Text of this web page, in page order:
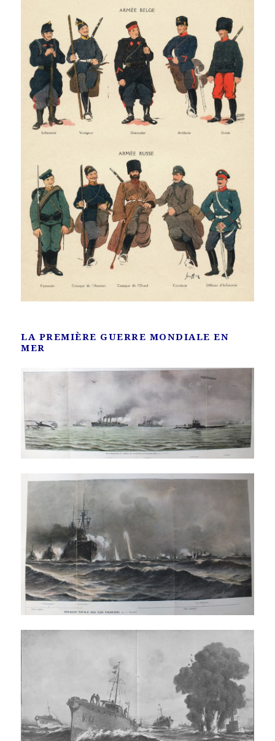
LA PREMIÈRE GUERRE MONDIALE EN
MER